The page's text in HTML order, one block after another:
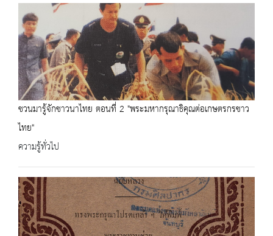
ชวนมารู้จักชาวนาไทย ตอนที่ 2 "พระมหากรุณาธิคุณต่อเกษตรกรชาว
ไทย"
ความรู้ทั่วไป